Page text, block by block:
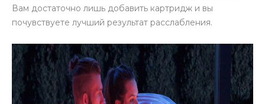
Вам достаточно лишь добавить картридж и вы
почувствуете лучший результат расслабления.